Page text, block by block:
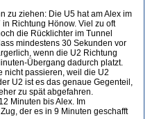
zu ziehen: Die U5 hat am Alex im
Richtung Hönow. Viel zu oft
die Rücklichter im Tunnel
mindestens 30 Sekunden vor
wenn die U2 Richtung
Übergang dadurch platzt.
nicht passieren, weil die U2
U2 ist es das genaue Gegenteil,
zu spät abgefahren.
Minuten bis Alex. Im
der es in 9 Minuten geschafft